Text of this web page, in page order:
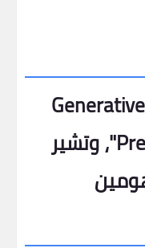
GPT هي اختصار لـ "Generative
Pre-trained Transformer"، وتشير